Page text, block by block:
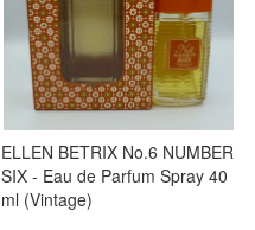
ELLEN BETRIX No.6 NUMBER
SIX - Eau de Parfum Spray 40
ml (Vintage)